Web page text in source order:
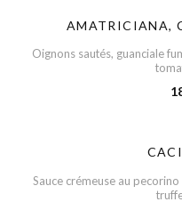
AMATRICIANA,
Oignons sautés, guanciale
Sauce crémeuse au